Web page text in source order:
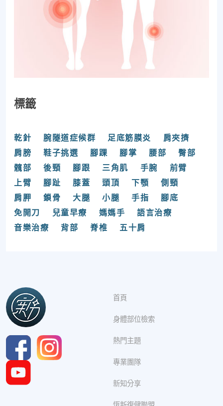
標籤
乾針 腕隧道症候群 足底筋膜炎
肩夾擠
肩膀
鞋子挑選 腳踝 腳掌 腰部
臀部
髖部
後頸 腳跟 三角肌 手腕
前臂
上臂
腳趾 膝蓋 頭頂 下顎
側頸
肩胛
鎖骨 大腿 小腿 手指
腳底
免開刀
兒童早療 媽媽手
語言治療
音樂治療
背部 脊椎 五十肩
首頁
身體部位檢索
熱門主題
專業團隊
新知分享